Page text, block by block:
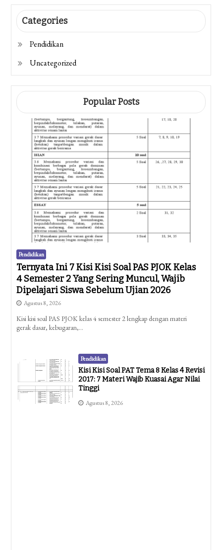
Categories
Pendidikan
Uncategorized
Popular Posts
Pendidikan
Ternyata Ini 7 Kisi Kisi Soal PAS PJOK Kelas
4 Semester 2 Yang Sering Muncul, Wajib
Dipelajari Siswa Sebelum Ujian 2026
Agustus 8, 2026
Kisi kisi soal PAS PJOK kelas 4 semester 2 lengkap dengan materi
gerak dasar, kebugaran,…
Pendidikan
Kisi Kisi Soal PAT Tema 8 Kelas 4 Revisi
2017: 7 Materi Wajib Kuasai Agar Nilai
Tinggi
Agustus 8, 2026